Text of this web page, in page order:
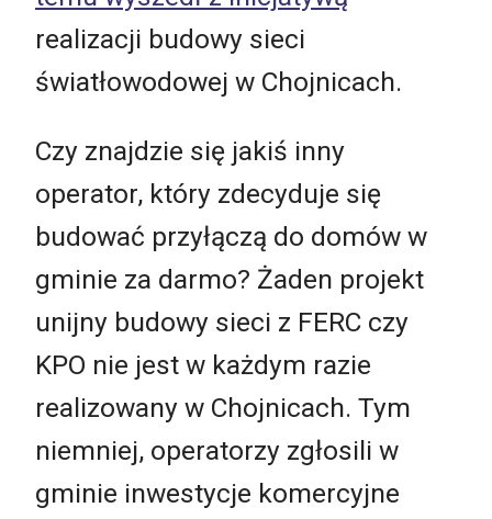
realizacji budowy sieci
światłowodowej w Chojnicach.
Czy znajdzie się jakiś inny
operator, który zdecyduje się
budować przyłączą do domów w
gminie za darmo? Żaden projekt
unijny budowy sieci z FERC czy
KPO nie jest w każdym razie
realizowany w Chojnicach. Tym
niemniej, operatorzy zgłosili w
gminie inwestycje komercyjne